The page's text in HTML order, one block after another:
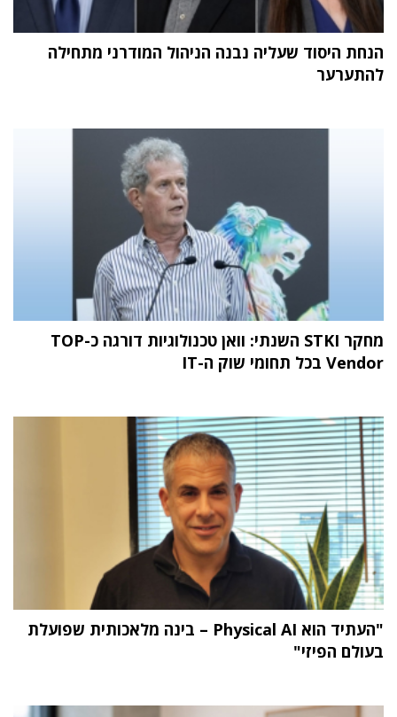
הנחת היסוד שעליה נבנה הניהול המודרני מתחילה
להתערער
מחקר STKI השנתי: וואן טכנולוגיות דורגה כ-TOP
Vendor בכל תחומי שוק ה-IT
"העתיד הוא Physical AI – בינה מלאכותית שפועלת
בעולם הפיזי"